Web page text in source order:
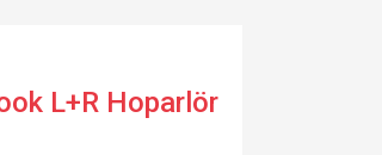
L+R Hoparlör